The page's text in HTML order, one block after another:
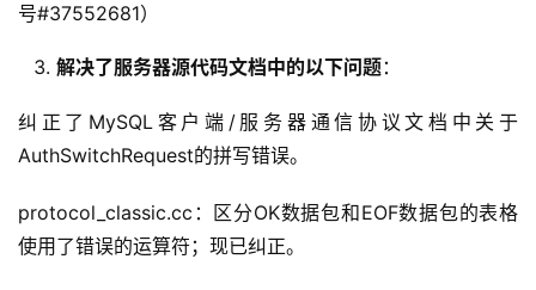
号#37552681）
解决了服务器源代码文档中的以下问题：
纠正了MySQL客户端/服务器通信协议文档中关于
AuthSwitchRequest的拼写错误。
protocol_classic.cc：区分OK数据包和EOF数据包的表格
使用了错误的运算符；现已纠正。